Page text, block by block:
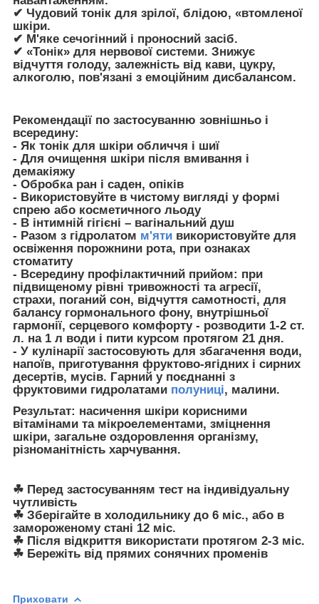
✔ Чудовий тонік для зрілої, блідою, «втомленої
шкіри.
✔ М'яке сечогінний і проносний засіб.
✔ «Тонік» для нервової системи. Знижує
відчуття голоду, залежність від кави, цукру,
алкоголю, пов'язані з емоційним дисбалансом.
Рекомендації по застосуванню зовнішньо і
всередину:
- Як тонік для шкіри обличчя і шиї
- Для очищення шкіри після вмивання і
демакіяжу
- Обробка ран і саден, опіків
- Використовуйте в чистому вигляді у формі
спрею або косметичного льоду
- В інтимній гігієні – вагінальний душ
- Разом з гідролатом м'яти використовуйте для
освіження порожнини рота, при ознаках
стоматиту
- Всередину профілактичний прийом: при
підвищеному рівні тривожності та агресії,
страхи, поганий сон, відчуття самотності, для
балансу гормонального фону, внутрішньої
гармонії, серцевого комфорту - розводити 1-2 ст.
л. на 1 л води і пити курсом протягом 21 дня.
- У кулінарії застосовують для збагачення води,
напоїв, приготування фруктово-ягідних і сирних
десертів, мусів. Гарний у поєднанні з
фруктовими гидролатами полуниці, малини.
Результат: насичення шкіри корисними
вітамінами та мікроелементами, зміцнення
шкіри, загальне оздоровлення організму,
різноманітність харчування.
☘ Перед застосуванням тест на індивідуальну
чутливість
☘ Зберігайте в холодильнику до 6 міс., або в
замороженому стані 12 міс.
☘ Після відкриття використати протягом 2-3 міс.
☘ Бережіть від прямих сонячних променів
Приховати